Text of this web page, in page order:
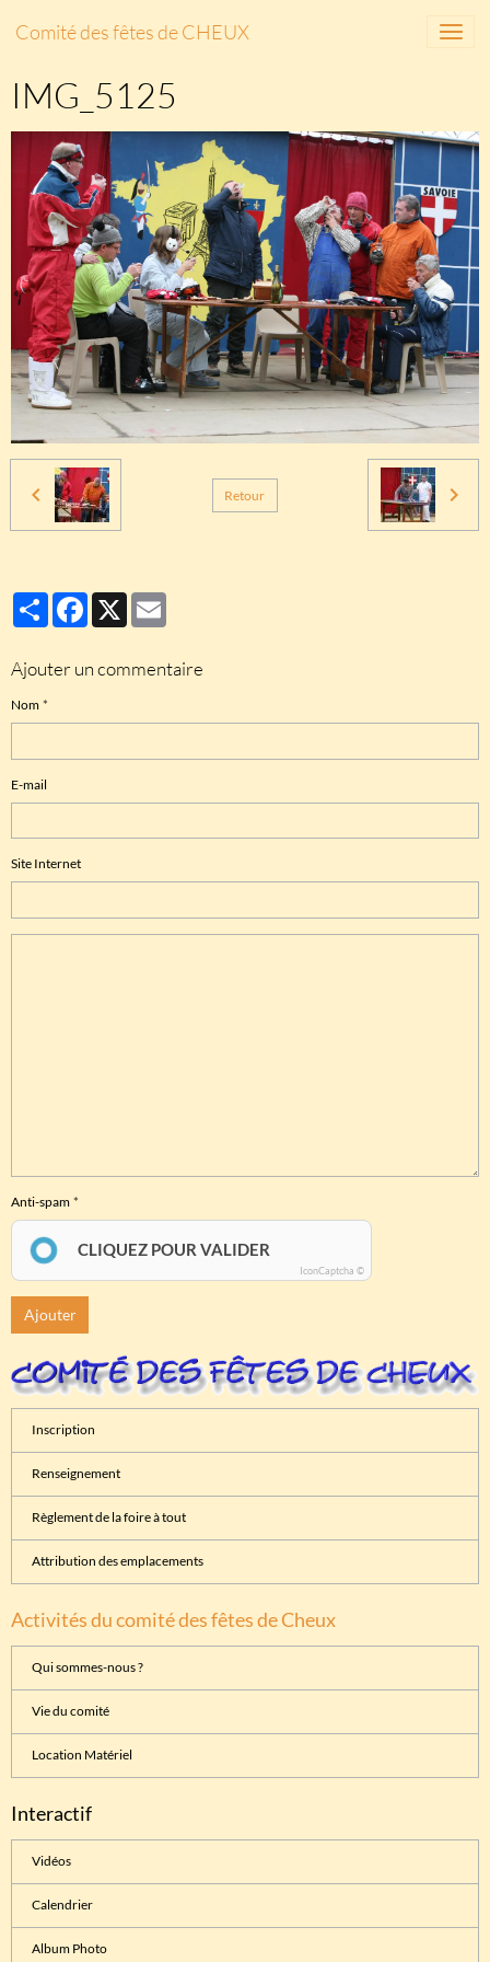
Comité des fêtes de CHEUX
IMG_5125
Retour
PartagerFacebook
X
Ajouter un commentaire
Nom
E-mail
Site Internet
Anti-spam
CLIQUEZ POUR VALIDER
IconCaptcha ©
Ajouter
Inscription
Renseignement
Règlement de la foire à tout
Attribution des emplacements
Activités du comité des fêtes de Cheux
Qui sommes-nous ?
Vie du comité
Location Matériel
Interactif
Vidéos
Calendrier
Album Photo